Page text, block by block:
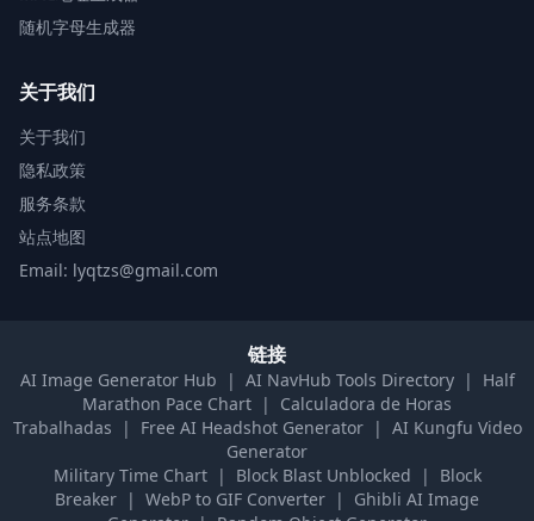
随机字母生成器
关于我们
关于我们
隐私政策
服务条款
站点地图
Email: lyqtzs@gmail.com
链接
AI Image Generator Hub | AI NavHub Tools Directory |
Half
Marathon Pace Chart |
Calculadora de Horas
Trabalhadas
| Free AI Headshot Generator | AI Kungfu Video
Generator
Military Time Chart
| Block Blast Unblocked |
Block
Breaker | WebP to GIF Converter |
Ghibli AI Image